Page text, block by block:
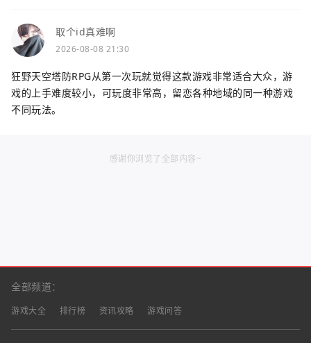
取个id真难啊
2026-08-08 21:30
狂野天空塔防RPG从第一次玩就觉得这款游戏非常适合大众，游
戏的上手难度较小，可玩度非常高，留恋各种地域的同一种游戏
不同玩法。
感谢你浏览了全部内容~
全部频道：
游戏大全 排行榜 资讯攻略 游戏问答